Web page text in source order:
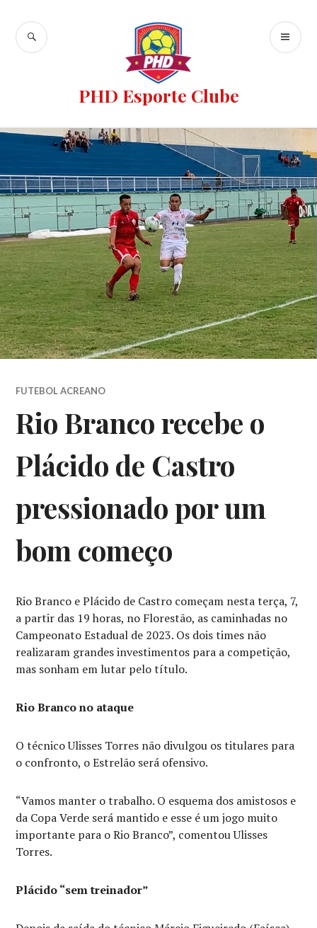
PHD Esporte Clube
FUTEBOL ACREANO
Rio Branco recebe o
Plácido de Castro
pressionado por um
bom começo
Rio Branco e Plácido de Castro começam nesta terça, 7,
a partir das 19 horas, no Florestão, as caminhadas no
Campeonato Estadual de 2023. Os dois times não
realizaram grandes investimentos para a competição,
mas sonham em lutar pelo título.
Rio Branco no ataque
O técnico Ulisses Torres não divulgou os titulares para
o confronto, o Estrelão será ofensivo.
“Vamos manter o trabalho. O esquema dos amistosos e
da Copa Verde será mantido e esse é um jogo muito
importante para o Rio Branco”, comentou Ulisses
Torres.
Plácido “sem treinador”